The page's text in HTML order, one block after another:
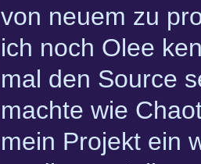
von neuem zu
ich noch Olee
mal den Source
machte wie
mein Projekt ein